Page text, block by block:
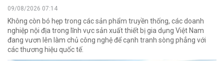
09/08/2026 07:14
Không còn bó hẹp trong các sản phẩm truyền thống, các doanh
nghiệp nội địa trong lĩnh vực sản xuất thiết bị gia dụng Việt Nam
đang vươn lên làm chủ công nghệ để cạnh tranh sòng phẳng với
các thương hiệu quốc tế.